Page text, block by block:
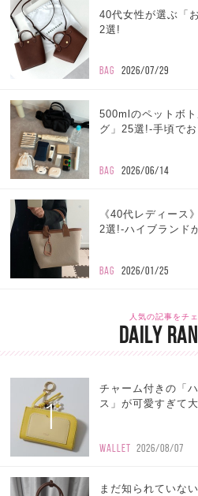
40代女性が選ぶ「
2選!
BAG 2026/07/29
500mlのペットボ
グ」25選!-手頃で
BAG 2026/06/14
《40代レディース
2選!-ハイブランド
BAG 2026/01/25
人気の記事をチ
DAILY
1
チャーム付きの「
ス」が可愛すぎて
WALLET 2026/08/07
まだ知られていな